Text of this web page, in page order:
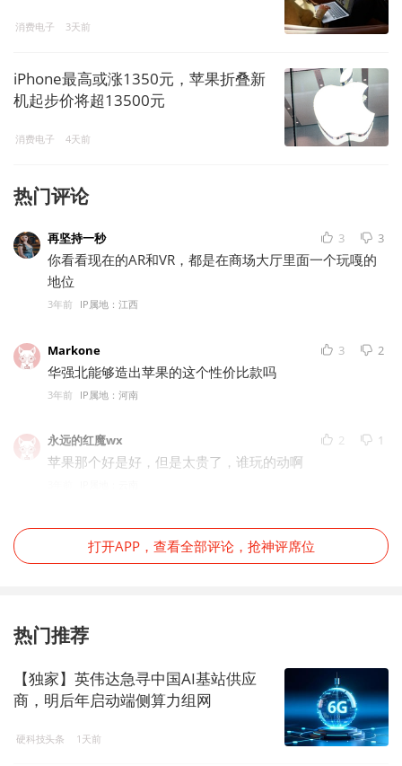
消费电子 3天前
iPhone最高或涨1350元，苹果折叠新
机起步价将超13500元
消费电子 4天前
热门评论
再坚持一秒 3 3
你看看现在的AR和VR，都是在商场大厅里面一个玩嘎的
地位
3年前 IP属地：江西
Markone 3 2
华强北能够造出苹果的这个性价比款吗
3年前 IP属地：河南
永远的红魔wx 2 1
苹果那个好是好，但是太贵了，谁玩的动啊
打开APP，查看全部评论，抢神评席位
热门推荐
【独家】英伟达急寻中国AI基站供应
商，明后年启动端侧算力组网
硬科技头条 1天前